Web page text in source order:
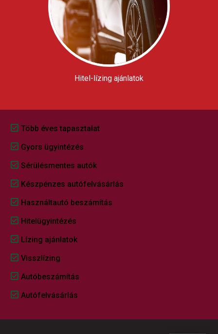
Hitel-lízing ajánlatok
Több éves tapasztalat
Gyors ügyintézés
Sérülésmentes autók
Készpénzes autófelvásárlás
Használtautó beszámítás
Hitelügyintézés
Lízing ajánlatok
Visszlízing
Autóbeszámítás
Autófelvásárlás